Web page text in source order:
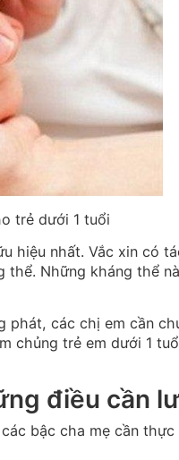
trẻ dưới 1 tuổi
hiệu nhất. Vắc xin có
Những kháng thể
phát, các chị em cần
chủng trẻ em dưới 1
điều cần
bậc cha mẹ cần thực